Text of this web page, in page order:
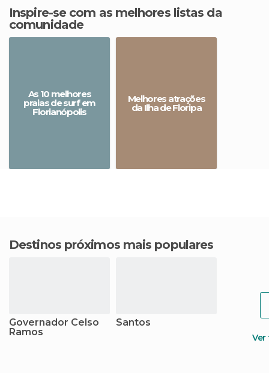
Inspire-se com as melhores listas da
comunidade
As 10 melhores
praias de surf em
Florianópolis
Melhores atrações
da Ilha de Floripa
Destinos próximos mais populares
Governador Celso
Ramos
Santos